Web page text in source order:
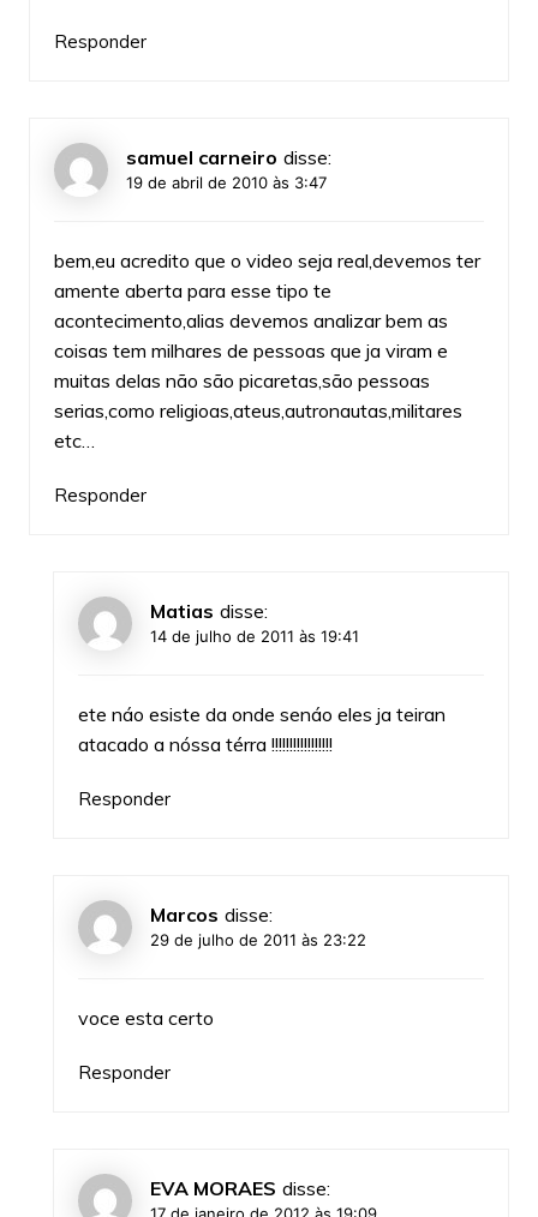
Responder
samuel carneiro disse:
19 de abril de 2010 às 3:47
bem,eu acredito que o video seja real,devemos ter
amente aberta para esse tipo te
acontecimento,alias devemos analizar bem as
coisas tem milhares de pessoas que ja viram e
muitas delas não são picaretas,são pessoas
serias,como religioas,ateus,autronautas,militares
etc…
Responder
Matias disse:
14 de julho de 2011 às 19:41
ete náo esiste da onde senáo eles ja teiran
atacado a nóssa térra !!!!!!!!!!!!!!!!!
Responder
Marcos disse:
29 de julho de 2011 às 23:22
voce esta certo
Responder
EVA MORAES disse:
17 de janeiro de 2012 às 19:09